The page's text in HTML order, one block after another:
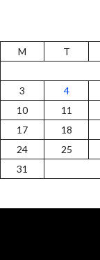
M
T
3
4
10
11
17
18
24
25
31